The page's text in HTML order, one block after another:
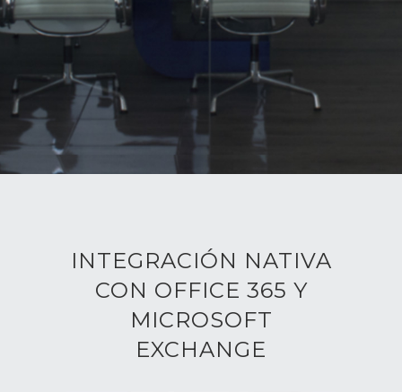
INTEGRACIÓN NATIVA
CON OFFICE 365 Y
MICROSOFT
EXCHANGE